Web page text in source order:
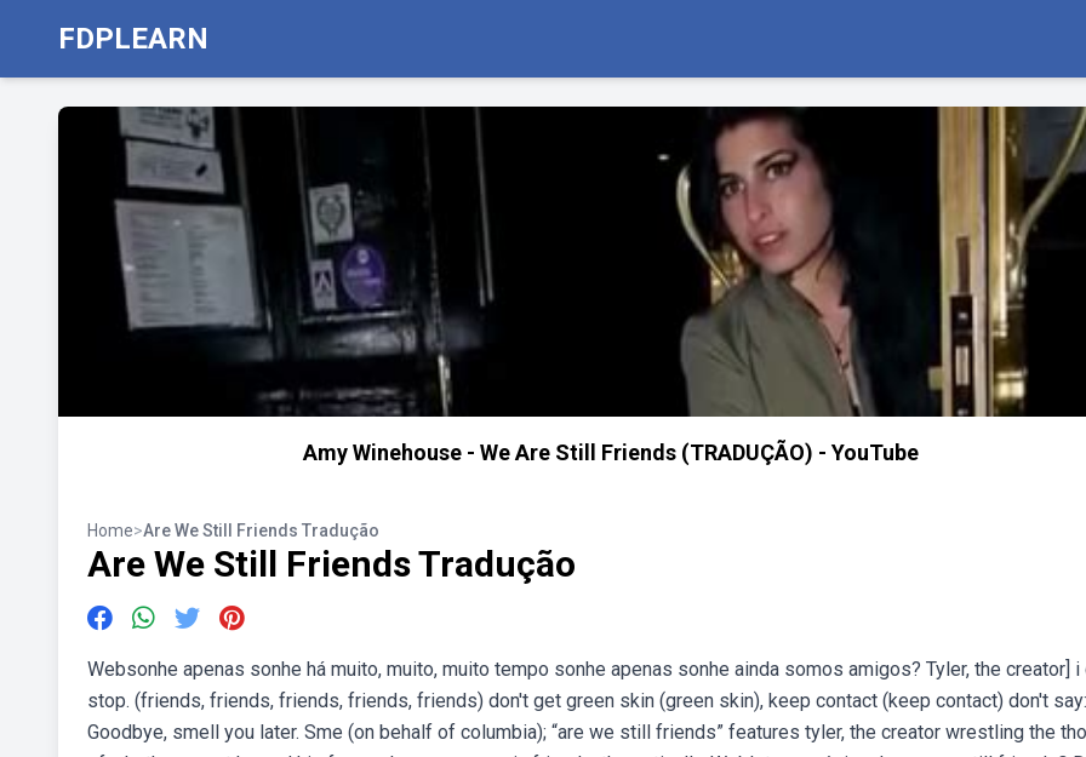
FDPLEARN
Amy Winehouse - We Are Still Friends (TRADUÇÃO) - YouTube
Home>Are We Still Friends Tradução
Are We Still Friends Tradução
Websonhe apenas sonhe há muito, muito, muito tempo sonhe apenas sonhe ainda somos amigos? Tyler, the creator] i
stop. (friends, friends, friends, friends, friends) don't get green skin (green skin), keep contact (keep contact) don't say:
Goodbye, smell you later. Sme (on behalf of columbia); “are we still friends” features tyler, the creator wrestling the